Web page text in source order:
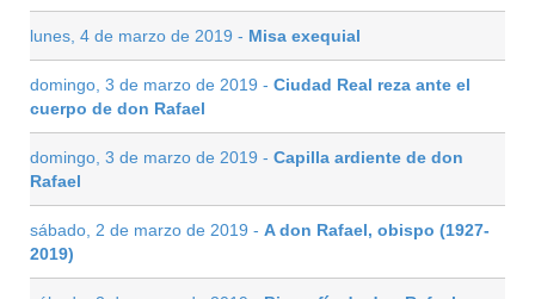
lunes, 4 de marzo de 2019 - Misa exequial
domingo, 3 de marzo de 2019 - Ciudad Real reza ante el
cuerpo de don Rafael
domingo, 3 de marzo de 2019 - Capilla ardiente de don
Rafael
sábado, 2 de marzo de 2019 - A don Rafael, obispo (1927-
2019)